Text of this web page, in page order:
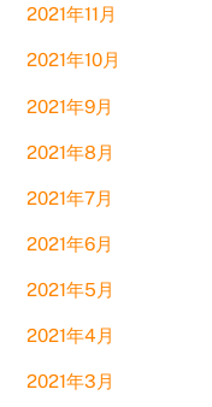
2021年11月
2021年10月
2021年9月
2021年8月
2021年7月
2021年6月
2021年5月
2021年4月
2021年3月